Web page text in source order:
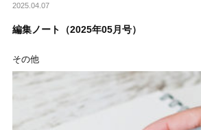
2025.04.07
編集ノート（2025年05月号）
その他